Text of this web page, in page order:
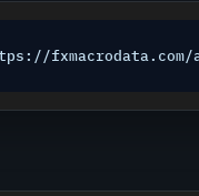
fxmacrodata.com/